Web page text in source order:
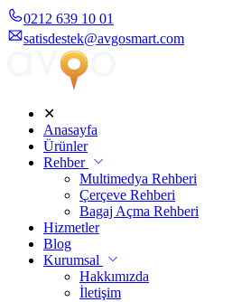
0212 639 10 01
satisdestek@avgosmart.com
✕
Anasayfa
Ürünler
Rehber
Multimedya Rehberi
Çerçeve Rehberi
Bagaj Açma Rehberi
Hizmetler
Blog
Kurumsal
Hakkımızda
İletişim